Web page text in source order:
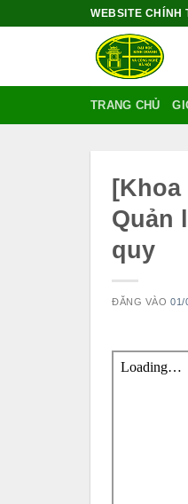
WEBSITE CHÍNH
TRANG CHỦ
Quản
quy
ĐĂNG VÀO01/